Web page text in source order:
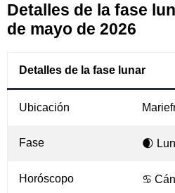
Detalles de la fase
de mayo de 2026
Detalles de la fase lunar
Ubicación
Fase 🌒
Horóscopo ♋